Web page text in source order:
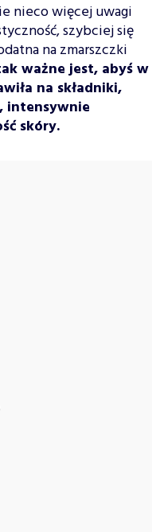
nieco więcej uwagi
szybciej się
na zmarszczki
ważne jest, abyś w
na składniki,
intensywnie
skóry.